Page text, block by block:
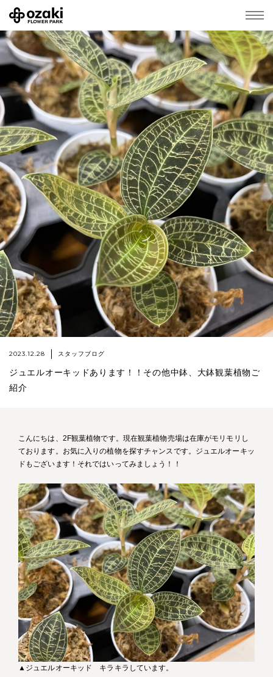
2023.12.28 スタッフブログ
ジュエルオーキッドあります！！その他中鉢、大鉢観葉植物ご
紹介
こんにちは、2F観葉植物です。現在観葉植物売場は在庫がモリモリし
ております。お気に入りの植物を探すチャンスです。ジュエルオーキッ
ドもございます！それではいってみましょう！！
▲ジュエルオーキッド キラキラしています。